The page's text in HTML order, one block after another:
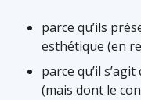
parce qu’ils
esthétique (en
parce qu’il
(mais dont le